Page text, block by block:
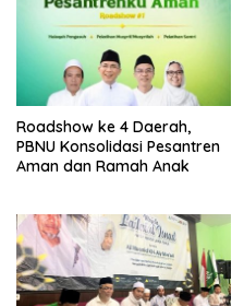
Roadshow ke 4 Daerah,
PBNU Konsolidasi Pesantren
Aman dan Ramah Anak